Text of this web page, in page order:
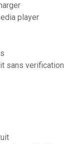
player
sans verification